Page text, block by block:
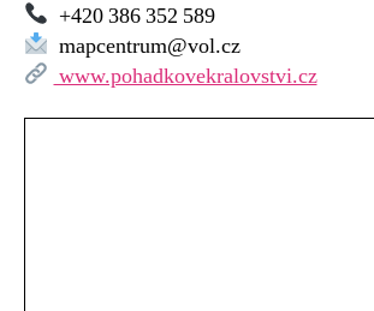
+420 386 352 589
mapcentrum@vol.cz
www.pohadkovekralovstvi.cz